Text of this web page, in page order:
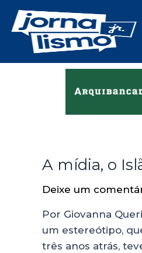
A mídia, o
Deixe um
Por Giovanna
um estereótipo,
três anos atrás,